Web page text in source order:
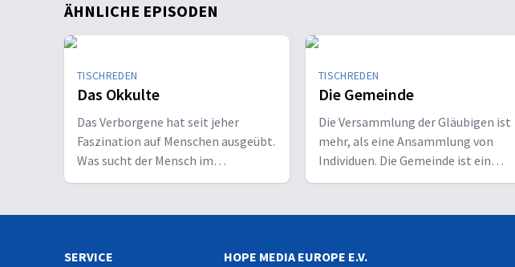
ÄHNLICHE EPISODEN
TISCHREDEN
Das Okkulte
Das Verborgene hat seit jeher
Faszination auf Menschen ausgeübt.
Was sucht der Mensch im
Verborgenen und was hofft er, zu
vor Erkenntiswegen, die sich auf den
wo verlaufen die Grenzen?
TISCHREDEN
Die Gemeinde
Die Versammlung der Gläubigen ist
mehr, als eine Ansammlung von
Individuen. Die Gemeinde ist ein
lebendiger Organismus, ein Abbild
empfangen, jeder darf geben - Ideal
SERVICE HOPE MEDIA EUROPE E.V.